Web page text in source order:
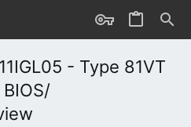
- Type 81VT